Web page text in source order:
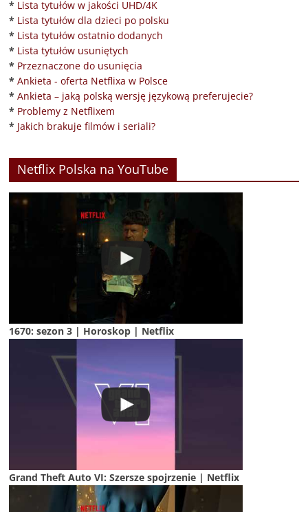
* Lista tytułów w jakości UHD/4K
* Lista tytułów dla dzieci po polsku
* Lista tytułów ostatnio dodanych
* Lista tytułów usuniętych
* Przeznaczone do usunięcia
* Ankieta - oferta Netflixa w Polsce
* Ankieta – jaką polską wersję językową preferujecie?
* Problemy z Netflixem
* Jakich brakuje filmów i seriali?
Netflix Polska na YouTube
1670: sezon 3 | Horoskop | Netflix
Grand Theft Auto VI: Szersze spojrzenie | Netflix